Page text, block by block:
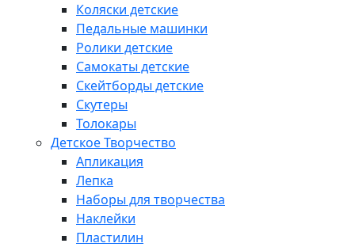
Коляски детские
Педальные машинки
Ролики детские
Самокаты детские
Скейтборды детские
Скутеры
Толокары
Детское Творчество
Апликация
Лепка
Наборы для творчества
Наклейки
Пластилин